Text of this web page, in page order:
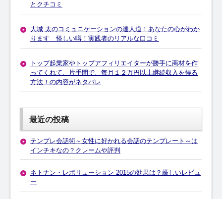
とクチコミ
大城 太のコミュニケーションの達人道！あなたの心がわか
ります 怪しい噂！実践者のリアルな口コミ
トップ起業家やトップアフィリエイターが勝手に商材を作
ってくれて、片手間で、毎月１２万円以上継続収入を得る
方法！の内容がネタバレ
最近の投稿
テンプレ会話術～女性に好かれる会話のテンプレート～は
インチキなの？クレームや評判
ネトナン・レボリューション 2015の効果は？厳しいレビュ
ー